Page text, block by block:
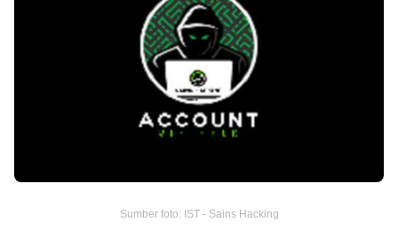
Sumber foto: IST - Sains Hacking